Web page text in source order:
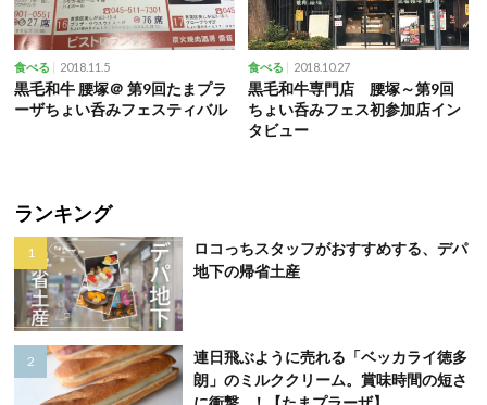
食べる 2018.11.5
黒毛和牛 腰塚＠ 第9回たまプラ
ーザちょい呑みフェスティバル
食べる 2018.10.27
黒毛和牛専門店 腰塚～第9回
ちょい呑みフェス初参加店イン
タビュー
ランキング
ロコっちスタッフがおすすめする、デパ
地下の帰省土産
連日飛ぶように売れる「ベッカライ徳多
朗」のミルククリーム。賞味時間の短さ